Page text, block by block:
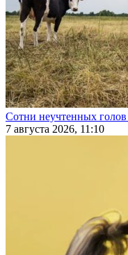
Сотни неучтенных
7 августа 2026, 11:10